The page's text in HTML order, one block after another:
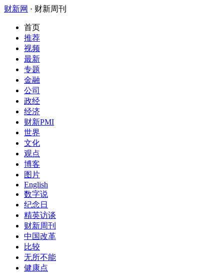
财新网 · 财新周刊
首页
推荐
视频
最新
专题
金融
公司
政经
经济
财新PMI
世界
文化
观点
博客
图片
English
数字说
纪念日
精英访谈
财新周刊
中国改革
比较
无所不能
健康点